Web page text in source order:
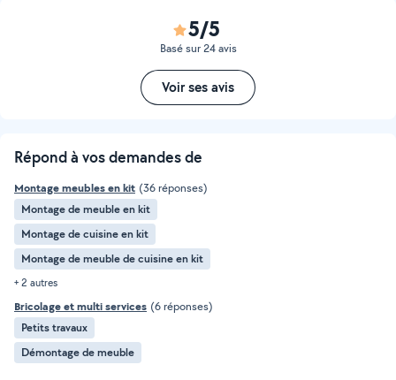
5/5
Basé sur 24 avis
Voir ses avis
Répond à vos demandes de
Montage meubles en kit (36 réponses)
Montage de meuble en kit
Montage de cuisine en kit
Montage de meuble de cuisine en kit
+ 2 autres
Bricolage et multi services (6 réponses)
Petits travaux
Démontage de meuble